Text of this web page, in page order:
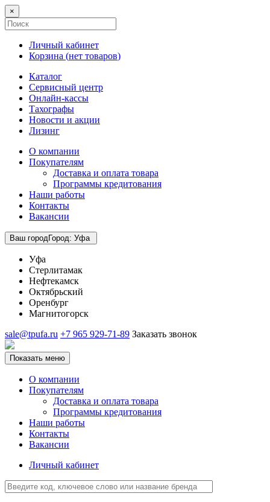
×
Личный кабинет
Корзина (нет товаров)
Каталог
Сервисный центр
Онлайн-кассы
Тахографы
Новости и акции
Лизинг
О компании
Покупателям
Доставка и оплата товара
Программы кредитования
Наши работы
Контакты
Вакансии
Ваш городГород: Уфа
Уфа
Стерлитамак
Нефтекамск
Октябрьский
Оренбург
Магнитогорск
sale@tpufa.ru +7 965 929-71-89 Заказать звонок
Показать меню
О компании
Покупателям
Доставка и оплата товара
Программы кредитования
Наши работы
Контакты
Вакансии
Личный кабинет